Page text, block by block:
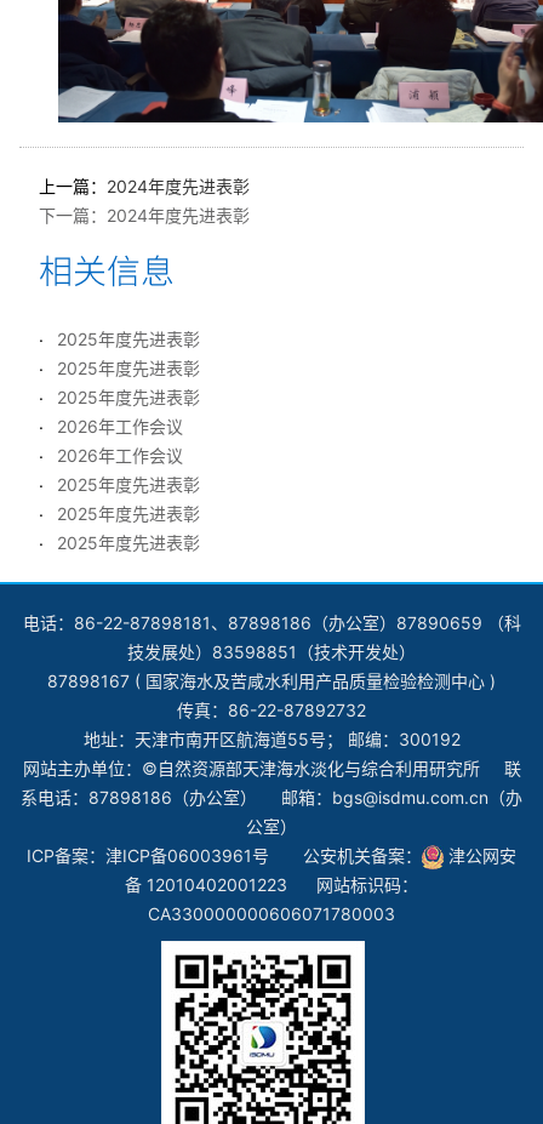
上一篇： 2024年度先进表彰
下一篇： 2024年度先进表彰
2025年度先进表彰
2025年度先进表彰
2025年度先进表彰
2026年工作会议
2026年工作会议
2025年度先进表彰
2025年度先进表彰
2025年度先进表彰
电话：86-22-87898181、87898186（办公室）87890659 （科
技发展处）83598851（技术开发处）
87898167 ( 国家海水及苦咸水利用产品质量检验检测中心 )
传真：86-22-87892732
地址：天津市南开区航海道55号； 邮编：300192
网站主办单位：©自然资源部天津海水淡化与综合利用研究所 联
系电话：87898186（办公室） 邮箱：bgs@isdmu.com.cn（办
公室）
ICP备案： 津ICP备06003961号 公安机关备案：
津公网安
备 12010402001223 网站标识码：
CA330000000606071780003